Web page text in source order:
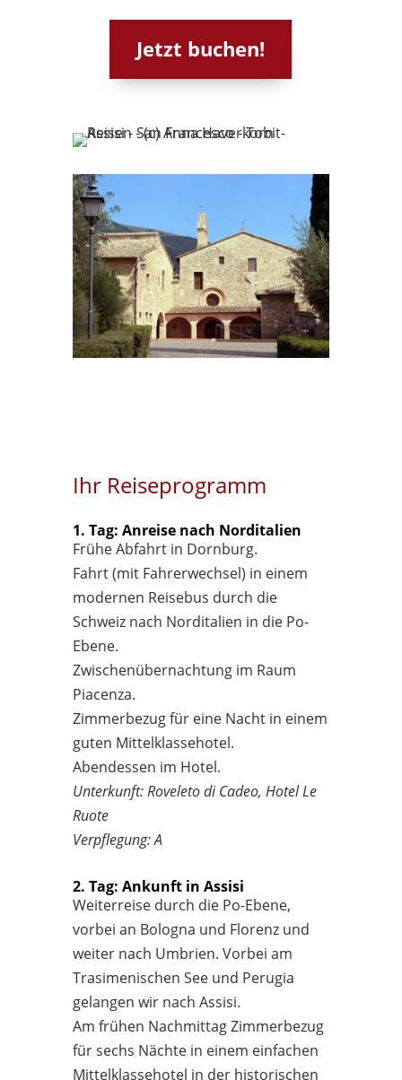
Jetzt buchen!
Ihr Reiseprogramm
1. Tag: Anreise nach Norditalien
Frühe Abfahrt in Dornburg.
Fahrt (mit Fahrerwechsel) in einem
modernen Reisebus durch die
Schweiz nach Norditalien in die Po-
Ebene.
Zwischenübernachtung im Raum
Piacenza.
Zimmerbezug für eine Nacht in einem
guten Mittelklassehotel.
Abendessen im Hotel.
Unterkunft: Roveleto di Cadeo, Hotel Le
Ruote
Verpflegung: A
2. Tag: Ankunft in Assisi
Weiterreise durch die Po-Ebene,
vorbei an Bologna und Florenz und
weiter nach Umbrien. Vorbei am
Trasimenischen See und Perugia
gelangen wir nach Assisi.
Am frühen Nachmittag Zimmerbezug
für sechs Nächte in einem einfachen
Mittelklassehotel in der historischen